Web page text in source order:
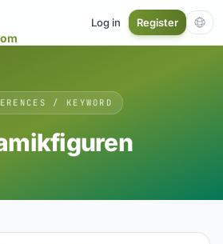
Log in Register
/ KEYWORD